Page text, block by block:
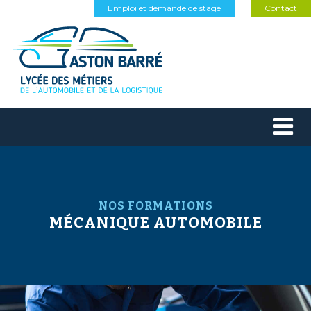
Contact
Emploi et demande de stage
NOS FORMATIONS
MÉCANIQUE AUTOMOBILE